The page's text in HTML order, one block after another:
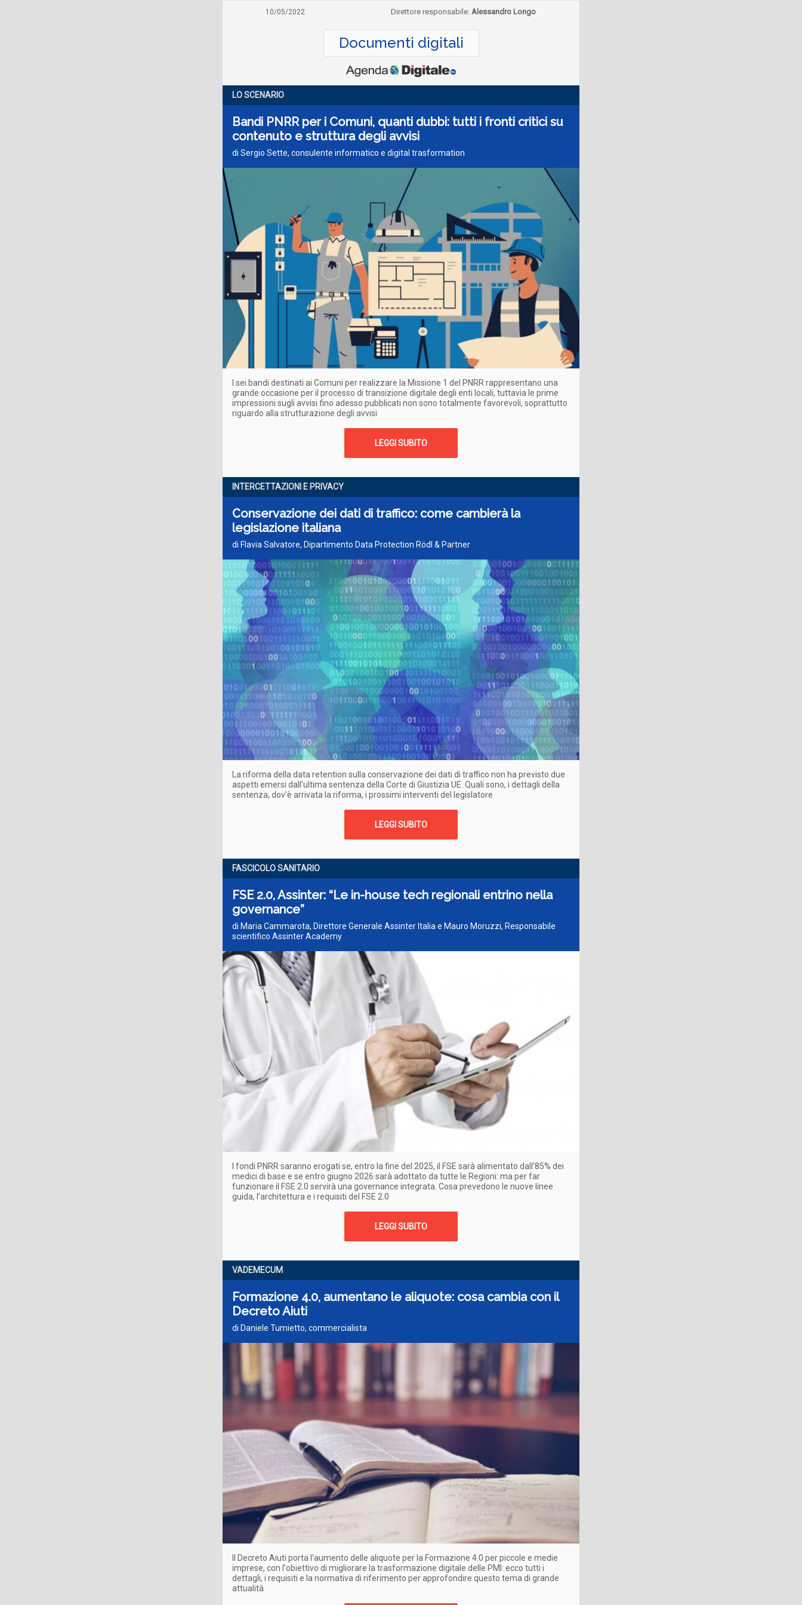
10/05/2022 Direttore responsabile: Alessandro Longo
Documenti digitali
LO SCENARIO
Bandi PNRR per i Comuni, quanti dubbi: tutti i fronti critici su
contenuto e struttura degli avvisi
di Sergio Sette, consulente informatico e digital trasformation
I sei bandi destinati ai Comuni per realizzare la Missione 1 del PNRR rappresentano una
grande occasione per il processo di transizione digitale degli enti locali, tuttavia le prime
impressioni sugli avvisi fino adesso pubblicati non sono totalmente favorevoli, soprattutto
riguardo alla strutturazione degli avvisi
LEGGI SUBITO
INTERCETTAZIONI E PRIVACY
Conservazione dei dati di traffico: come cambierà la
legislazione italiana
di Flavia Salvatore, Dipartimento Data Protection Rödl & Partner
La riforma della data retention sulla conservazione dei dati di traffico non ha previsto due
aspetti emersi dall’ultima sentenza della Corte di Giustizia UE. Quali sono, i dettagli della
sentenza, dov’è arrivata la riforma, i prossimi interventi del legislatore
LEGGI SUBITO
FASCICOLO SANITARIO
FSE 2.0, Assinter: “Le in-house tech regionali entrino nella
governance”
di Maria Cammarota, Direttore Generale Assinter Italia e Mauro Moruzzi, Responsabile
scientifico Assinter Academy
I fondi PNRR saranno erogati se, entro la fine del 2025, il FSE sarà alimentato dall’85% dei
medici di base e se entro giugno 2026 sarà adottato da tutte le Regioni: ma per far
funzionare il FSE 2.0 servirà una governance integrata. Cosa prevedono le nuove linee
guida, l’architettura e i requisiti del FSE 2.0
LEGGI SUBITO
VADEMECUM
Formazione 4.0, aumentano le aliquote: cosa cambia con il
Decreto Aiuti
di Daniele Tumietto, commercialista
Il Decreto Aiuti porta l'aumento delle aliquote per la Formazione 4.0 per piccole e medie
imprese, con l'obiettivo di migliorare la trasformazione digitale delle PMI: ecco tutti i
dettagli, i requisiti e la normativa di riferimento per approfondire questo tema di grande
attualità